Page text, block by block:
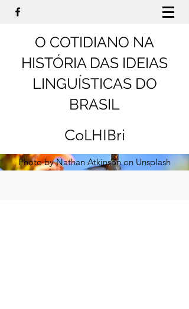
O COTIDIANO NA
HISTÓRIA DAS IDEIAS
LINGUÍSTICAS DO
BRASIL
CoLHIBri
Photo by Nathan Atkinson on Unsplash